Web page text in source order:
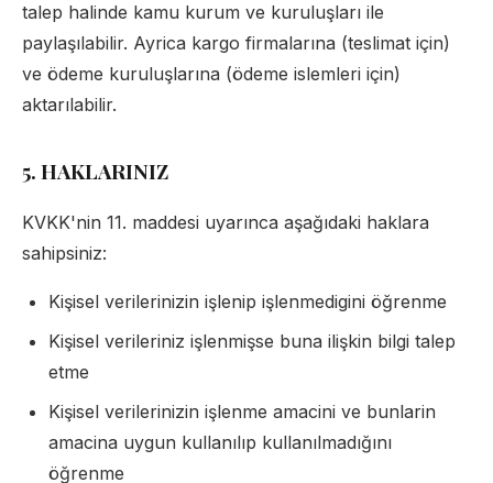
talep halinde kamu kurum ve kuruluşları ile
paylaşılabilir. Ayrica kargo firmalarına (teslimat için)
ve ödeme kuruluşlarına (ödeme islemleri için)
aktarılabilir.
5. HAKLARINIZ
KVKK'nin 11. maddesi uyarınca aşağıdaki haklara
sahipsiniz:
Kişisel verilerinizin işlenip işlenmedigini öğrenme
Kişisel verileriniz işlenmişse buna ilişkin bilgi talep
etme
Kişisel verilerinizin işlenme amacini ve bunlarin
amacina uygun kullanılıp kullanılmadığını
öğrenme